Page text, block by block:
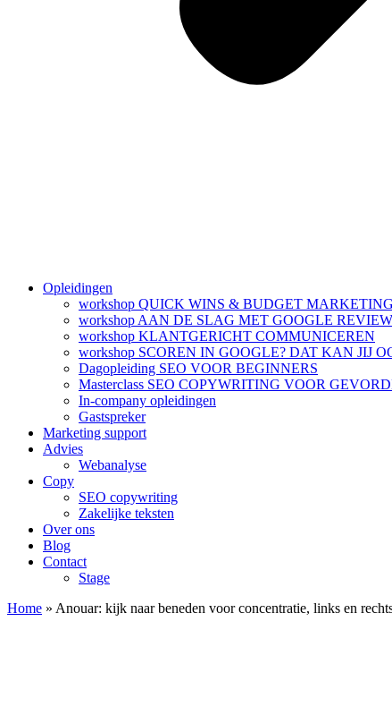
Opleidingen
workshop QUICK WINS & BUDGET
workshop AAN DE SLAG MET GOOGLE
workshop KLANTGERICHT COMMUNICEREN
workshop SCOREN IN GOOGLE? DAT KAN JIJ
Dagopleiding SEO VOOR BEGINNERS
Masterclass SEO COPYWRITING VOOR
In-company opleidingen
Gastspreker
Marketing support
Advies
Webanalyse
Copy
SEO copywriting
Zakelijke teksten
Over ons
Blog
Contact
Stage
Home » Anouar: kijk naar beneden voor concentratie, links en